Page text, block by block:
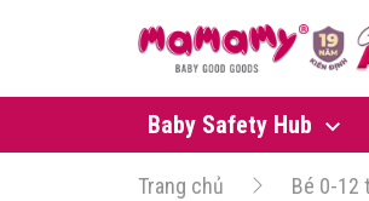
Baby Safety Hub
Trang chủ Bé 0-12